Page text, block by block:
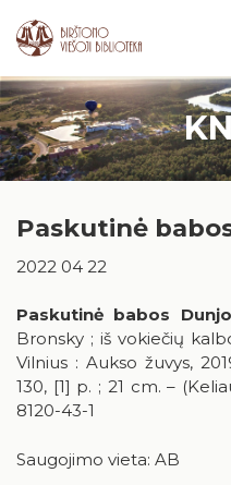
Portalas
Periodiniai
spaudos
Duomenų
nominuotų
Mokamos
Mokymai ir
Vykdomi
Įvykę
Birštone
Iš
Kraštotyros
Kaip tapti
Edukaciniai
Paskutinė
2022 04 22
Paskutinė babos
Bronsky ; iš vokiečių
Vilnius : Aukso žuvys,
130, [1] p. ; 21 cm. –
8120-43-1
Saugojimo vieta: AB